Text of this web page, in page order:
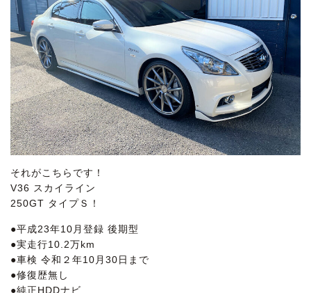
それがこちらです！
V36 スカイライン
250GT タイプＳ！
●平成23年10月登録 後期型
●実走行10.2万km
●車検 令和２年10月30日まで
●修復歴無し
●純正HDDナビ